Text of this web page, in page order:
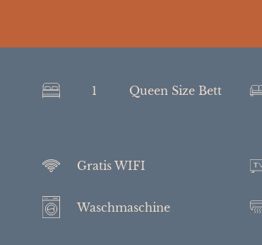
1 Queen Size Bett
Gratis WIFI
Waschmaschine